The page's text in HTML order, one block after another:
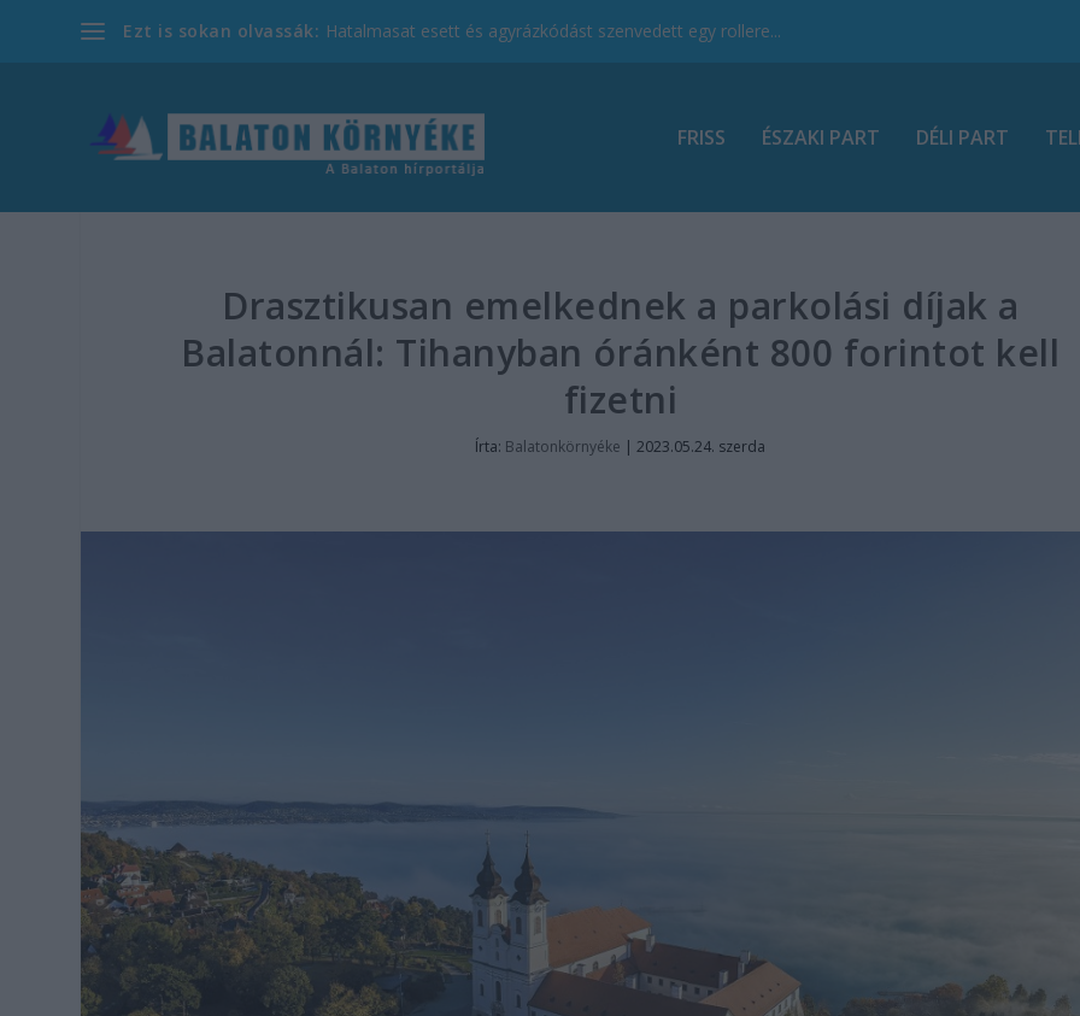
Ezt is sokan olvassák: Hatalmasat esett és agyrázkódást szenvedett egy rollere...
FRISS ÉSZAKI PART DÉLI PART
Drasztikusan emelkednek a parkolási díjak a
Balatonnál: Tihanyban óránként 800 forintot kell
fizetni
Írta: Balatonkörnyéke |2023.05.24. szerda